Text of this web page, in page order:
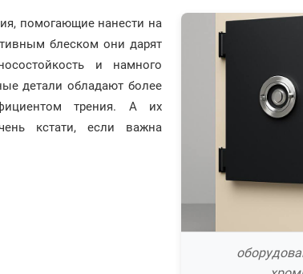
помогающие нанести на
блеском они дарят
и намного
детали обладают более
трения. А их
кстати, если важна